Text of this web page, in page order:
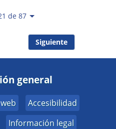
de 87
Siguiente
general
Accesibilidad
Información legal